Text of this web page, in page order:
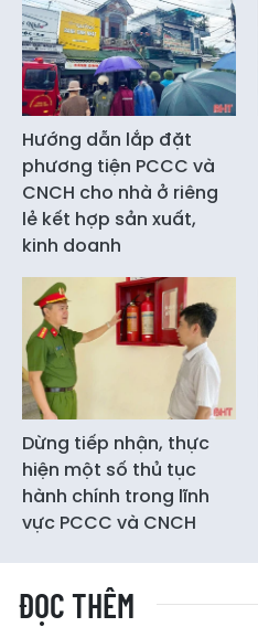
Hướng dẫn lắp đặt
phương tiện PCCC và
CNCH cho nhà ở riêng
lẻ kết hợp sản xuất,
kinh doanh
Dừng tiếp nhận, thực
hiện một số thủ tục
hành chính trong lĩnh
vực PCCC và CNCH
ĐỌC THÊM